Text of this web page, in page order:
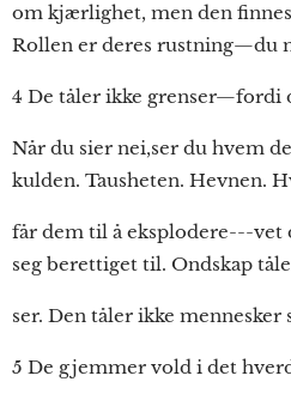
om kjærlighet, men den
Rollen er deres rustning—du
4 De tåler ikke grenser—fordi
Når du sier nei,ser du hvem
kulden. Tausheten. Hevnen.
får dem til å eksplodere---vet
seg berettiget til. Ondskap
ser. Den tåler ikke mennesker
5 De gjemmer vold i det